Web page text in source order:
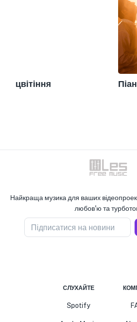
цвітіння
Найкраща музика для ваших
любов'ю та
Підписатися на новини
СЛУХАЙТЕ
Spotify